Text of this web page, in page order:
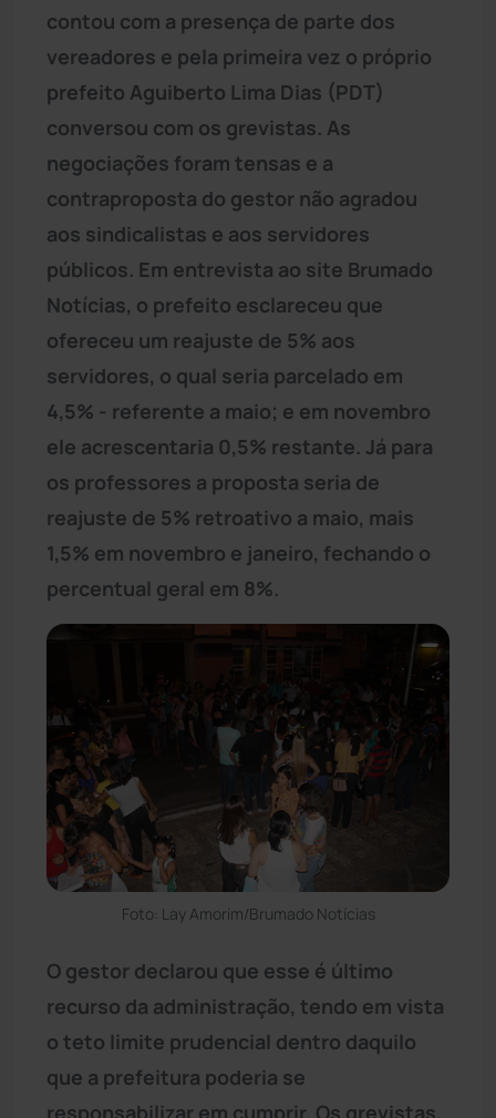
contou com a presença de parte dos
vereadores e pela primeira vez o próprio
prefeito Aguiberto Lima Dias (PDT)
conversou com os grevistas. As
negociações foram tensas e a
contraproposta do gestor não agradou
aos sindicalistas e aos servidores
públicos. Em entrevista ao site Brumado
Notícias, o prefeito esclareceu que
ofereceu um reajuste de 5% aos
servidores, o qual seria parcelado em
4,5% - referente a maio; e em novembro
ele acrescentaria 0,5% restante. Já para
os professores a proposta seria de
reajuste de 5% retroativo a maio, mais
1,5% em novembro e janeiro, fechando o
percentual geral em 8%.
Foto: Lay Amorim/Brumado Notícias
O gestor declarou que esse é último
recurso da administração, tendo em vista
o teto limite prudencial dentro daquilo
que a prefeitura poderia se